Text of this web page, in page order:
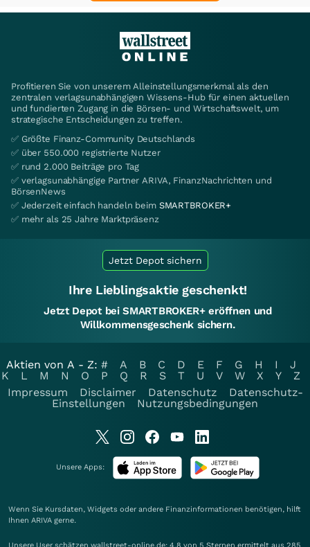
Profitieren Sie von unserem Alleinstellungsmerkmal als den
zentralen verlagsunabhängigen Wissens-Hub für einen aktuellen
und fundierten Zugang in die Börsen- und Wirtschaftswelt, um
strategische Entscheidungen zu treffen.
✅ Größte Finanz-Community Deutschlands
✅ über 550.000 registrierte Nutzer
✅ rund 2.000 Beiträge pro Tag
✅ verlagsunabhängige Partner ARIVA, FinanzNachrichten und
BörsenNews
✅ Jederzeit einfach handeln beim SMARTBROKER+
✅ mehr als 25 Jahre Marktpräsenz
Jetzt Depot sichern
Ihre Lieblingsaktie geschenkt!
Jetzt Depot bei SMARTBROKER+ eröffnen und
Willkommensgeschenk sichern.
Aktien von A - Z: # A B C D E F G H I
J
K
L M N O P Q R S T U V W X Y
Z
Impressum
Disclaimer Datenschutz
Datenschutz-
Einstellungen
Nutzungsbedingungen
Unsere Apps:
Wenn Sie Kursdaten, Widgets oder andere Finanzinformationen benötigen, hilft
Ihnen ARIVA gerne.